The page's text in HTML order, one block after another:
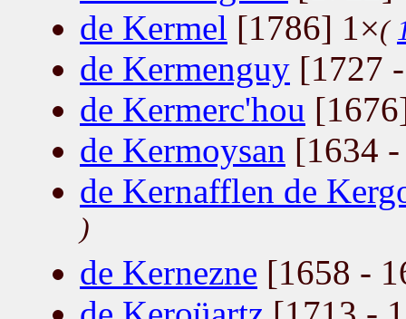
de Kermel [1786] 1×(
de Kermenguy [1727
de Kermerc'hou
de Kermoysan [1634
de Kernafflen de
)
de Kernezne [1658 -